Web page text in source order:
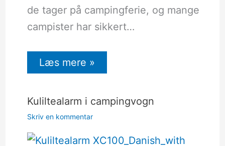
de tager på campingferie, og mange
campister har sikkert…
Læs mere »
Kuliltealarm i campingvogn
Skriv en kommentar